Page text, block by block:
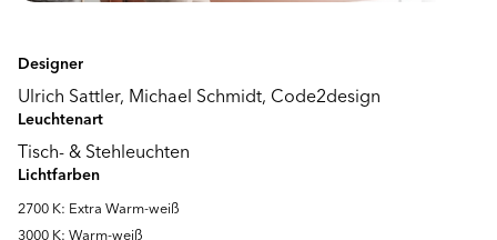
Designer
Ulrich Sattler, Michael Schmidt, Code2design
Leuchtenart
Tisch- & Stehleuchten
Lichtfarben
2700 K: Extra Warm-weiß
3000 K: Warm-weiß